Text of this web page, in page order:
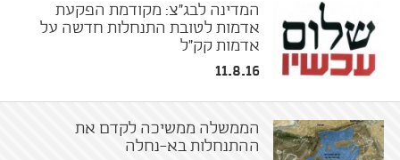
המדינה לבג"צ: מקודמת הפקעת
אדמות לטובת התנחלות חדשה על
אדמות קק"ל
11.8.16
הממשלה ממשיכה לקדם את
ההתנחלות בא-נחלה